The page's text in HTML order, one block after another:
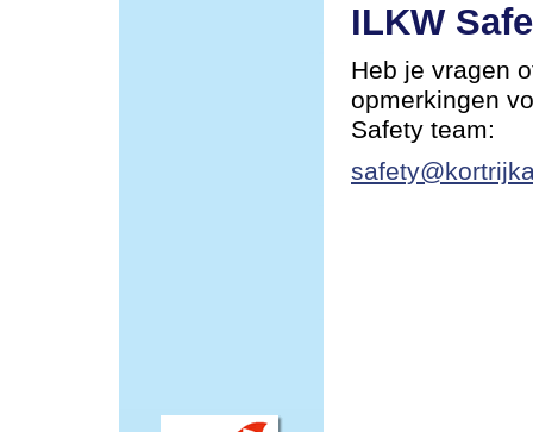
ILKW
Heb je vragen
opmerkingen
Safety team: